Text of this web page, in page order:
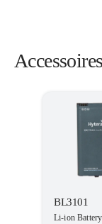
BL3101
Li-ion Battery